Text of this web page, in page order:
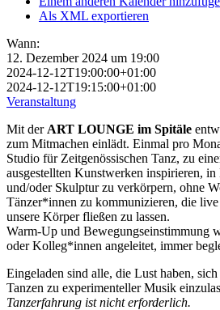
Als XML exportieren
Wann:
12. Dezember 2024 um 19:00
2024-12-12T19:00:00+01:00
2024-12-12T19:15:00+01:00
Veranstaltung
Mit der ART LOUNGE im Spitäle
zum Mitmachen einlädt. Einmal pro
Studio für Zeitgenössischen Tanz, zu
ausgestellten Kunstwerken inspirieren,
und/oder Skulptur zu verkörpern, ohne
Tänzer*innen zu kommunizieren, die
unsere Körper fließen zu lassen.
Warm-Up und Bewegungseinstimmung
oder Kolleg*innen angeleitet, immer
Eingeladen sind alle, die Lust haben,
Tanzen zu experimenteller Musik
Tanzerfahrung ist nicht erforderlich.